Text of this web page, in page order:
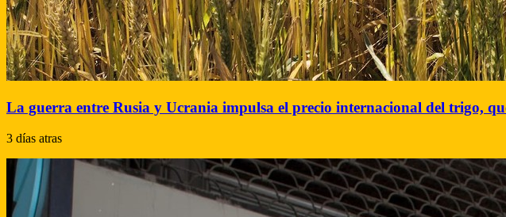
La guerra entre Rusia y Ucrania impulsa el precio internacional del trigo,
3 días atras